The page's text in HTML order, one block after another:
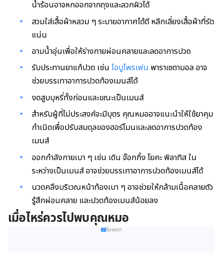
น้ำร้อนอาจหกออกจากถุงและลวกผิวได้
สวมใส่เสื้อผ้าหลวม ๆ ระบายอากาศได้ดี หลีกเลี่ยงเสื้อผ้าที่รัด
แน่น
อาบน้ำอุ่นเพื่อให้ร่างกายผ่อนคลายและลดอาการปวด
รับประทานยาแก้ปวด เช่น ไอบูโพรเฟน พาราเซตามอล อาจ
ช่วยบรรเทาอาการปวดท้องเมนส์ได้
งดสูบบุหรี่ทั้งก่อนและขณะเป็นเมนส์
สำหรับผู้ที่ไม่ประสงค์จะมีบุตร คุณหมออาจแนะนำให้ใช้ยาคุม
กำเนิดเพื่อปรับสมดุลของฮอร์โมนและลดอาการปวดท้อง
เมนส์
ออกกำลังกายเบา ๆ เช่น เดิน จ๊อกกิ้ง โยคะ พิลาทิส ใน
ระหว่างเป็นเมนส์ อาจช่วยบรรเทาอาการปวดท้องเมนส์ได้
นวดคลึงบริเวณหน้าท้องเบา ๆ อาจช่วยให้กล้ามเนื้อคลายตัว
รู้สึกผ่อนคลาย และปวดท้องเมนส์น้อยลง
เมื่อไหร่ควรไปพบคุณหมอ
โฆษณา